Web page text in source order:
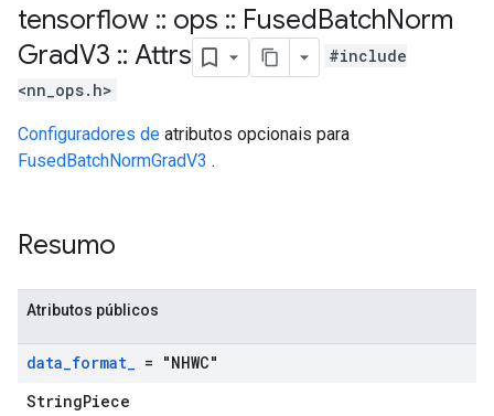
tensorflow :: ops :: FusedBatchNorm
GradV3 :: Attrs
#include
<nn_ops.h>
Configuradores de atributos opcionais para
FusedBatchNormGradV3 .
Resumo
Atributos públicos
data_format_ = "NHWC"
StringPiece